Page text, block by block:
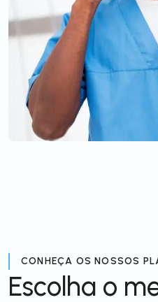
CONHEÇA OS NOSSOS
Escolha o